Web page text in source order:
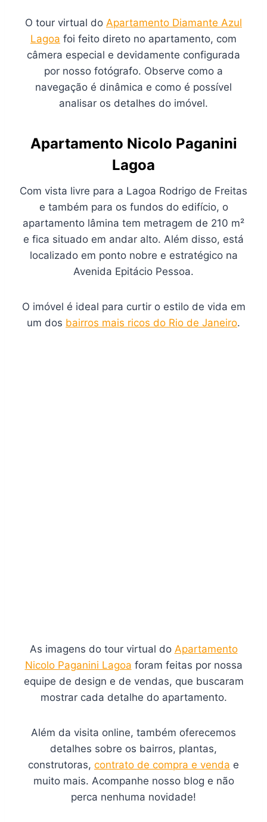
O tour virtual do Apartamento Diamante Azul
Lagoa foi feito direto no apartamento, com
câmera especial e devidamente configurada
por nosso fotógrafo. Observe como a
navegação é dinâmica e como é possível
analisar os detalhes do imóvel.
Apartamento Nicolo Paganini
Lagoa
Com vista livre para a Lagoa Rodrigo de Freitas
e também para os fundos do edifício, o
apartamento lâmina tem metragem de 210 m²
e fica situado em andar alto. Além disso, está
localizado em ponto nobre e estratégico na
Avenida Epitácio Pessoa.
O imóvel é ideal para curtir o estilo de vida em
um dos bairros mais ricos do Rio de Janeiro.
As imagens do tour virtual do Apartamento
Nicolo Paganini Lagoa foram feitas por nossa
equipe de design e de vendas, que buscaram
mostrar cada detalhe do apartamento.
Além da visita online, também oferecemos
detalhes sobre os bairros, plantas,
construtoras, contrato de compra e venda e
muito mais. Acompanhe nosso blog e não
perca nenhuma novidade!